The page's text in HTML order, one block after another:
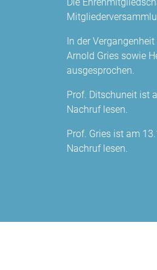
In der
Arnold Gries sowie
ausgesprochen.
Prof. Ditschuneit ist
Nachruf lesen.
Prof. Gries ist am
Nachruf lesen.